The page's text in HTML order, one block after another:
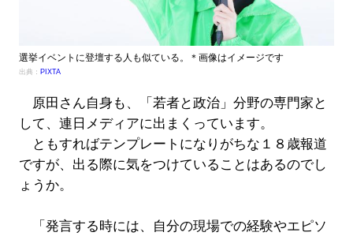
選挙イベントに登壇する人も似ている。＊画像はイメージです
出典： PIXTA
原田さん自身も、「若者と政治」分野の専門家と
して、連日メディアに出まくっています。
ともすればテンプレートになりがちな１８歳報道
ですが、出る際に気をつけていることはあるのでし
ょうか。
「発言する時には、自分の現場での経験やエピソ